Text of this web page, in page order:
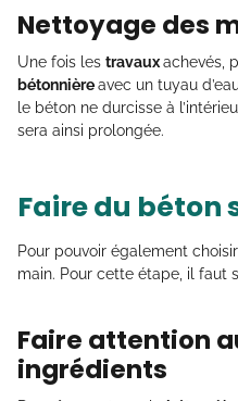
Nettoyage des
Une fois les travauxachevés,
bétonnièreavec un tuyau
le béton ne durcisse à
sera ainsi prolongée.
Faire du béton
Pour pouvoir également
main. Pour cette étape, il faut
Faire attention
ingrédients